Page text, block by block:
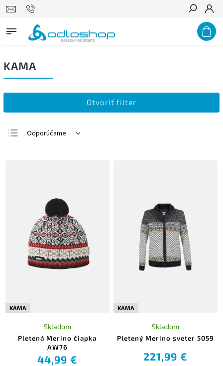
Hľadať
KAMA
Otvoriť filter
Odporúčame
Abecedne
KAMA
Pletená Merino čiapka
AW76
Skladom
44,99 €
KAMA
Pletený Merino sveter 5059
Skladom
221,99 €